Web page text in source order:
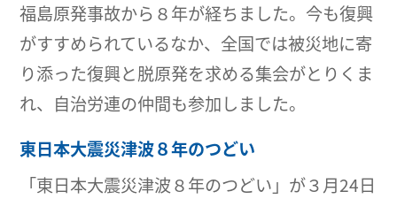
福島原発事故から８年が経ちました。今も復興
がすすめられているなか、全国では被災地に寄
り添った復興と脱原発を求める集会がとりくま
れ、自治労連の仲間も参加しました。
東日本大震災津波８年のつどい
「東日本大震災津波８年のつどい」が３月24日